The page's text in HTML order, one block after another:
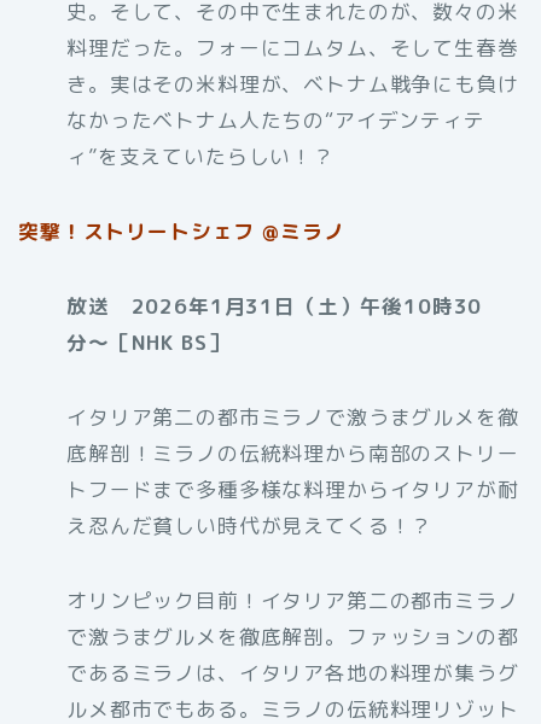
史。そして、その中で生まれたのが、数々の米
料理だった。フォーにコムタム、そして生春巻
き。実はその米料理が、ベトナム戦争にも負け
なかったベトナム人たちの“アイデンティテ
ィ”を支えていたらしい！？
突撃！ストリートシェフ @ミラノ
放送 2026年1月31日（土）午後10時30
分〜［NHK BS］
イタリア第二の都市ミラノで激うまグルメを徹
底解剖！ミラノの伝統料理から南部のストリー
トフードまで多種多様な料理からイタリアが耐
え忍んだ貧しい時代が見えてくる！？
オリンピック目前！イタリア第二の都市ミラノ
で激うまグルメを徹底解剖。ファッションの都
であるミラノは、イタリア各地の料理が集うグ
ルメ都市でもある。ミラノの伝統料理リゾット